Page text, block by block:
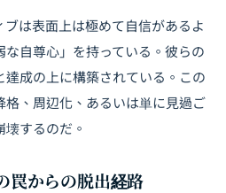
は表面上は極めて自信があるよ
自尊心」を持っている。彼らの
達成の上に構築されている。この
、周辺化、あるいは単に見過ご
するのだ。
罠からの脱出経路